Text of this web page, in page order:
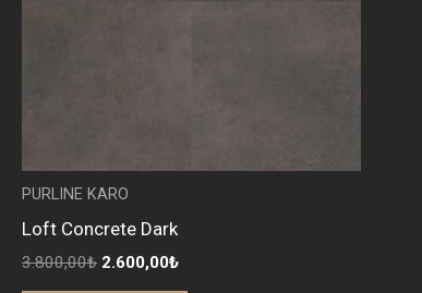
PURLINE KARO
Loft Concrete Dark
3.800,00₺ 2.600,00₺